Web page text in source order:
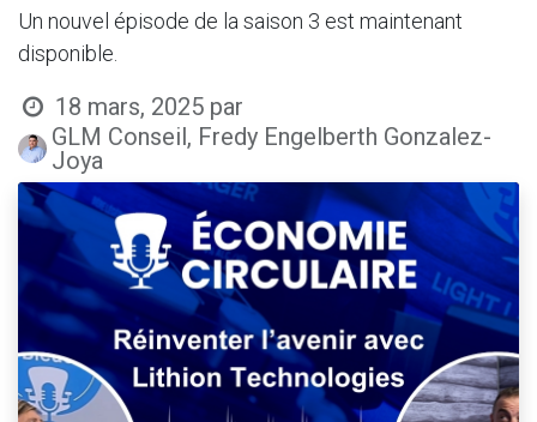
Un nouvel épisode de la saison 3 est maintenant
disponible.
18 mars, 2025 par
GLM Conseil, Fredy Engelberth Gonzalez-
Joya